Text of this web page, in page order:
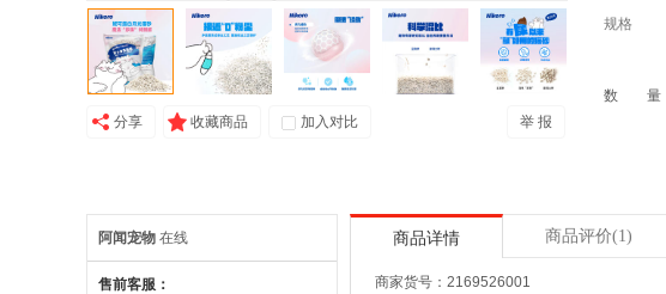
规格
数 量
分享 收藏商品 加入对比 举 报
商品详情 商品评价(1)
商家货号：2169526001
阿闻宠物 在线
售前客服：